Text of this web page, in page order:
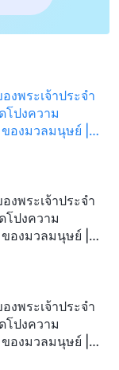
งพระเจ้าประจำ
โปงความ
องมวลมนุษย์ |
งพระเจ้าประจำ
โปงความ
องมวลมนุษย์ |
งพระเจ้าประจำ
โปงความ
องมวลมนุษย์ |